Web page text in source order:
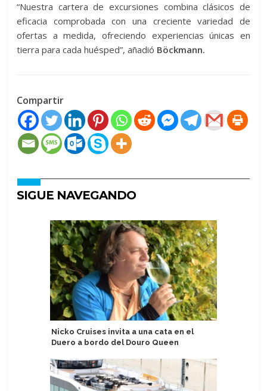
“Nuestra cartera de excursiones combina clásicos de
eficacia comprobada con una creciente variedad de
ofertas a medida, ofreciendo experiencias únicas en
tierra para cada huésped”, añadió Böckmann.
Compartir
SIGUE NAVEGANDO
Nicko Cruises invita a una cata en el
Duero a bordo del Douro Queen